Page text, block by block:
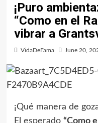
¡Puro
“Como en el
vibrar a
VidaDeFama June 20,
¡Qué manera de